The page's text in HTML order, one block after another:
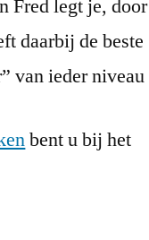
Fred legt je, door
daarbij de beste
van ieder niveau
bent u bij het